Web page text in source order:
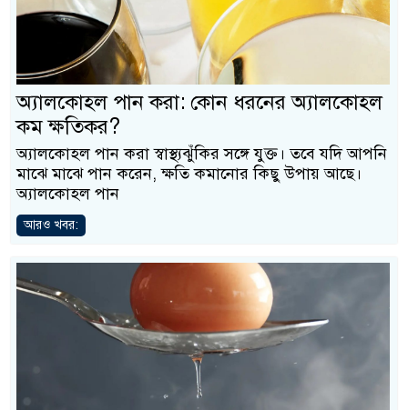
অ্যালকোহল পান করা: কোন ধরনের অ্যালকোহল
কম ক্ষতিকর?
অ্যালকোহল পান করা স্বাস্থ্যঝুঁকির সঙ্গে যুক্ত। তবে যদি আপনি
মাঝে মাঝে পান করেন, ক্ষতি কমানোর কিছু উপায় আছে।
অ্যালকোহল পান
আরও খবর: